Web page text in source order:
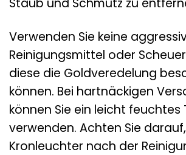
Staub und Schmutz zu
Verwenden Sie keine
Reinigungsmittel oder
diese die Goldveredelung
können. Bei hartnäckigen
können Sie ein leicht feuchtes
verwenden. Achten Sie
Kronleuchter nach der